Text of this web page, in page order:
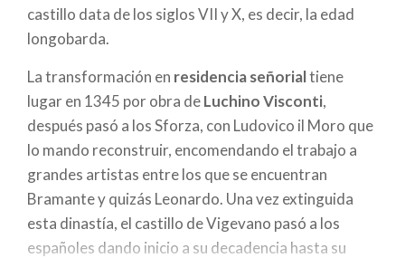
castillo data de los siglos VII y X, es decir, la edad
longobarda.
La transformación en residencia señorialtiene
lugar en 1345 por obra deLuchino Visconti,
después pasó a los Sforza, con Ludovico il Moro que
lo mando reconstruir, encomendando el trabajo a
grandes artistas entre los que se encuentran
Bramante y quizás Leonardo. Una vez extinguida
esta dinastía, el castillo de Vigevano pasó a los
españoles dando inicio a su decadencia hasta su